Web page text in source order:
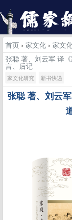
首页 › 家文化 › 家文
张聪 著、刘云军 译
言、后记
家文化研究 新书快递
张聪 著、刘云军